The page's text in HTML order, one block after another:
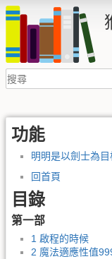
功能
明明是以劍士為
回首頁
目錄
第一部
1 啟程的時候
2 魔法適應性值